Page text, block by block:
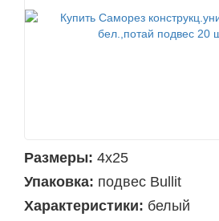
Размеры: 4х25
Упаковка: подвес Bullit
Характеристики: белый